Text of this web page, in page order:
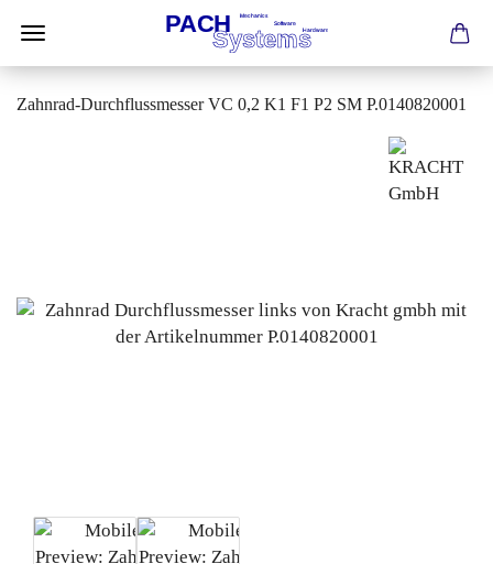
Zahnrad-Durchflussmesser VC 0,2 K1 F1 P2 SM P.0140820001